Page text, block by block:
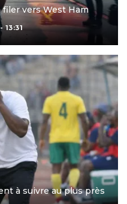
filer vers West Ham
13:31
à suivre au plus près